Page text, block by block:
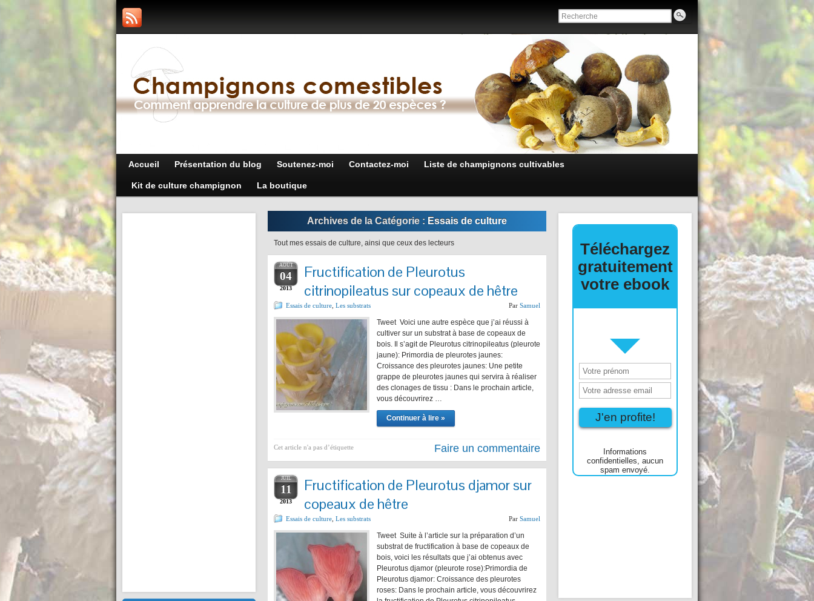
Accueil Présentation du blog Soutenez-moi Contactez-moi Liste de champignons cultivables
Kit de culture champignon La boutique
Archives de la Catégorie : Essais de culture
Tout mes essais de culture, ainsi que ceux des lecteurs
AOÛT
04
2013
Fructification de Pleurotus
citrinopileatus sur copeaux de hêtre
Essais de culture Les substrats Par Samuel
Tweet Voici une autre espèce que j’ai réussi à
cultiver sur un substrat à base de copeaux de
bois. Il s’agit de Pleurotus citrinopileatus (pleurote
jaune): Primordia de pleurotes jaunes:
Croissance des pleurotes jaunes: Une petite
grappe de pleurotes jaunes qui servira à réaliser
des clonages de tissu : Dans le prochain article,
vous découvrirez …
Continuer à lire »
Cet article n'a pas d’étiquette Faire un commentaire
JUIL
11
2013
Fructification de Pleurotus djamor sur
copeaux de hêtre
Essais de culture Les substrats Par Samuel
Tweet Suite à l’article sur la préparation d’un
substrat de fructification à base de copeaux de
bois, voici les résultats que j’ai obtenus avec
Pleurotus djamor (pleurote rose):Primordia de
Pleurotus djamor: Croissance des pleurotes
roses: Dans le prochain article, vous découvrirez